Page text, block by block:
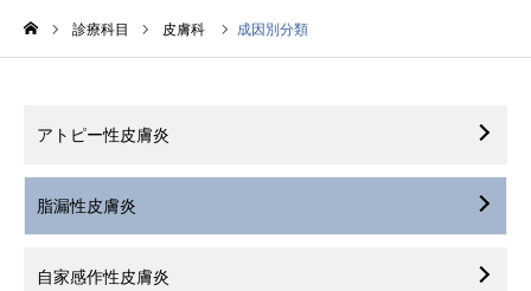
診療科目 皮膚科 成因別分類
アトピー性皮膚炎
脂漏性皮膚炎
自家感作性皮膚炎
初診の方へ
診療科目